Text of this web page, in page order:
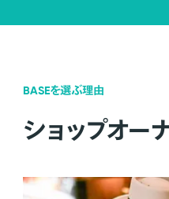
BASEを選ぶ理由
ショップオー